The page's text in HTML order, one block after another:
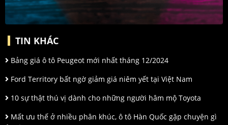
TIN KHÁC
Bảng giá ô tô Peugeot mới nhất tháng 12/2024
Ford Territory bất ngờ giảm giá niêm yết tại Việt Nam
10 sự thật thú vị dành cho những người hâm mộ Toyota
Mất ưu thế ở nhiều phân khúc, ô tô Hàn Quốc gặp chuyện gì